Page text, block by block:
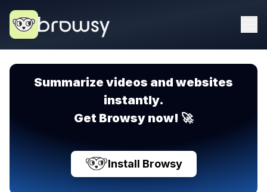
Summarize videos and websites
instantly.
Get Browsy now! 🚀
Install Browsy